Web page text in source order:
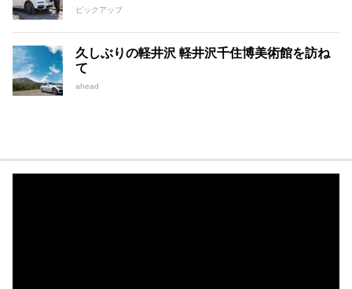
ピックアップ
久しぶりの軽井沢 軽井沢千住博美術館を訪ね
て
ahead